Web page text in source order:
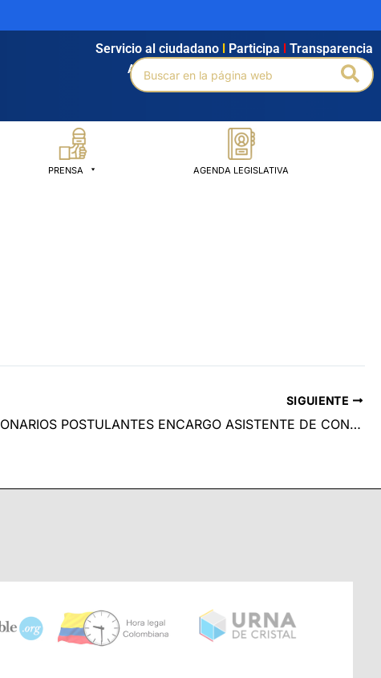
Agendamiento Intranet Búsqueda avanzada
Servicio al ciudadano Participa Transparencia
Buscar
por:
PRENSA AGENDA LEGISLATIVA
SIGUIENTE
FUNCIONARIOS POSTULANTES ENCARGO ASISTENTE DE CONTABILIDAD